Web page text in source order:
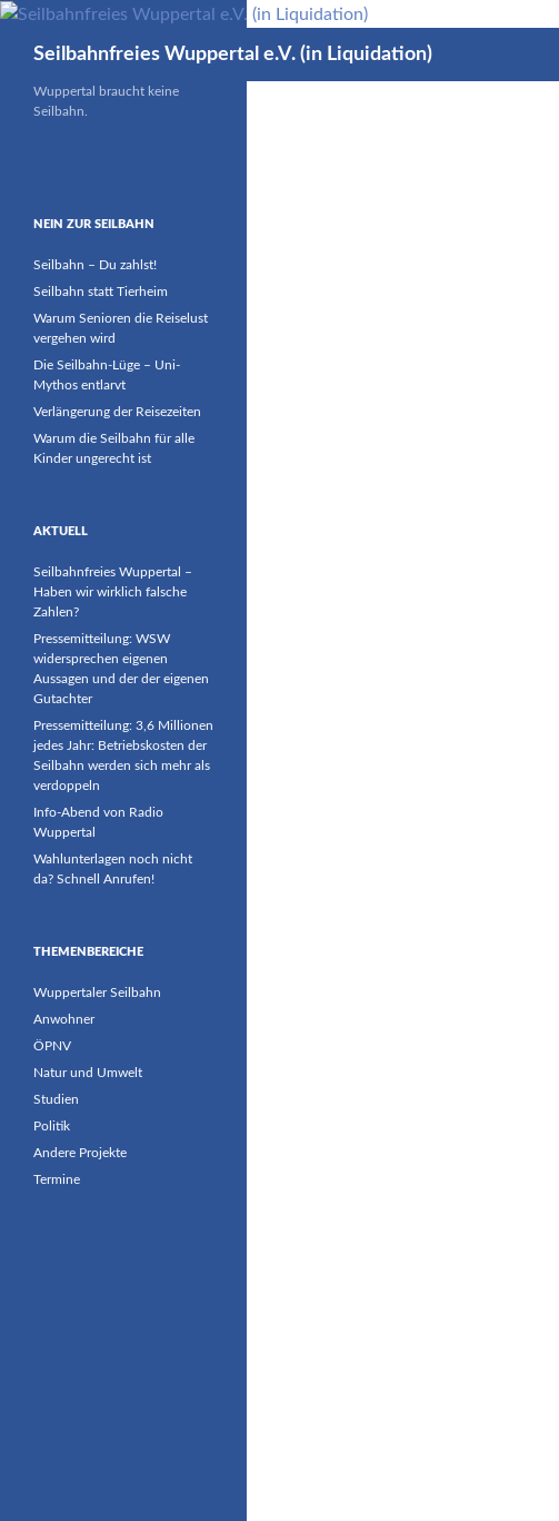
Zum
springen
Seilbahnfreies Wuppertal e.V. (in Liquidation)
Wuppertal braucht keine
Seilbahn.
NEIN ZUR SEILBAHN
Seilbahn – Du zahlst!
Seilbahn statt Tierheim
Warum Senioren die Reiselust
vergehen wird
Die Seilbahn-Lüge – Uni-
Mythos entlarvt
Verlängerung der Reisezeiten
Warum die Seilbahn für alle
Kinder ungerecht ist
AKTUELL
Seilbahnfreies Wuppertal –
Haben wir wirklich falsche
Zahlen?
Pressemitteilung: WSW
widersprechen eigenen
Aussagen und der der eigenen
Gutachter
Pressemitteilung: 3,6 Millionen
jedes Jahr: Betriebskosten der
Seilbahn werden sich mehr als
verdoppeln
Info-Abend von Radio
Wuppertal
Wahlunterlagen noch nicht
da? Schnell Anrufen!
THEMENBEREICHE
Wuppertaler Seilbahn
Anwohner
ÖPNV
Natur und Umwelt
Studien
Politik
Andere Projekte
Termine